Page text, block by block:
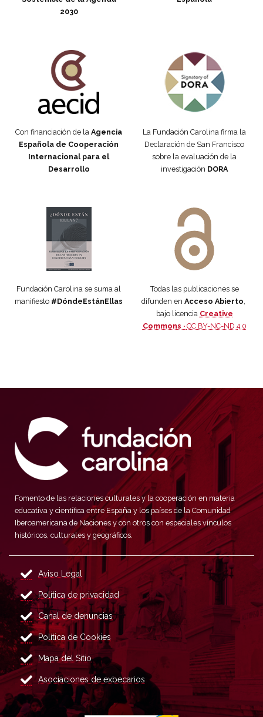
2030
Con financiación de la Agencia
Española de Cooperación
Internacional para el
Desarrollo
La Fundación Carolina firma la
Declaración de San Francisco
sobre la evaluación de la
investigación DORA
Fundación Carolina se suma al
manifiesto #DóndeEstánEllas
Todas las publicaciones se
difunden en Acceso Abierto,
bajo licencia Creative
Commons · CC BY-NC-ND 4.0
Fomento de las relaciones culturales y la cooperación en materia
educativa y científica entre España y los países de la Comunidad
Iberoamericana de Naciones y con otros con especiales vínculos
históricos, culturales y geográficos.
Aviso Legal
Política de privacidad
Canal de denuncias
Política de Cookies
Mapa del Sitio
Asociaciones de exbecarios